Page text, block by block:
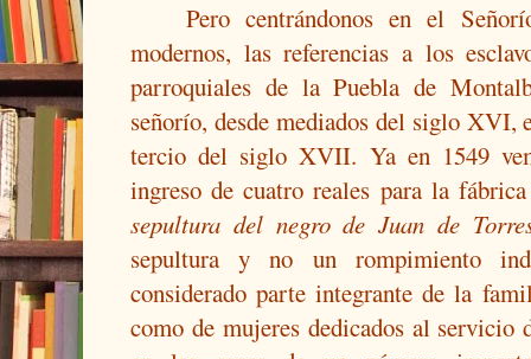
Pero centrándonos en el
modernos, las referencias a los
parroquiales de la Puebla de
señorío, desde mediados del siglo
tercio del siglo XVII. Ya en 1549
ingreso de cuatro reales para la
sepultura del negro de Juan de
sepultura y no un rompimiento
considerado parte integrante de la
como de mujeres dedicados al servicio